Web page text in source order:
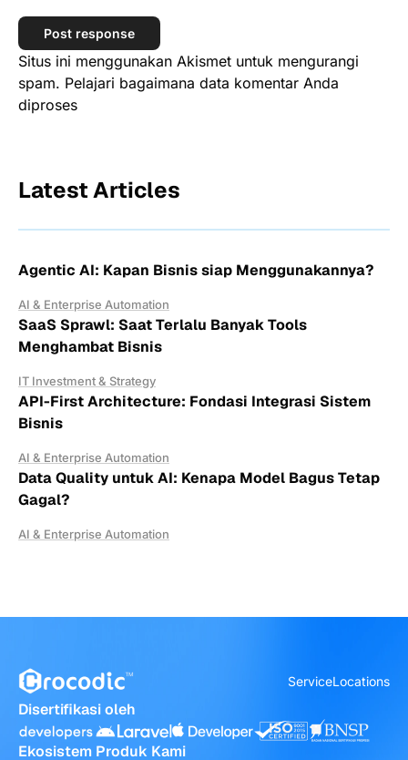
Situs ini menggunakan Akismet untuk mengurangi
spam. Pelajari bagaimana data komentar Anda
diproses
Latest Articles
Agentic AI: Kapan Bisnis siap Menggunakannya?
AI & Enterprise Automation
SaaS Sprawl: Saat Terlalu Banyak Tools
Menghambat Bisnis
IT Investment & Strategy
API-First Architecture: Fondasi Integrasi Sistem
Bisnis
AI & Enterprise Automation
Data Quality untuk AI: Kenapa Model Bagus Tetap
Gagal?
AI & Enterprise Automation
ServiceLocations
Disertifikasi oleh
Ekosistem Produk Kami